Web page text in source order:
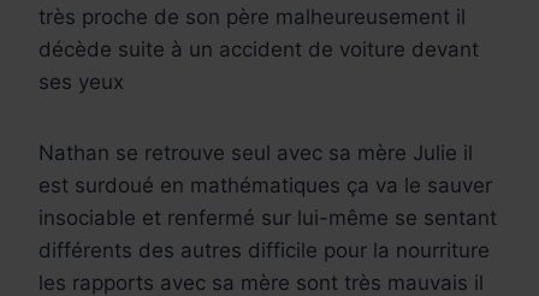
très proche de son père malheureusement il
décède suite à un accident de voiture devant
ses yeux
Nathan se retrouve seul avec sa mère Julie il
est surdoué en mathématiques ça va le sauver
insociable et renfermé sur lui-même se sentant
différents des autres difficile pour la nourriture
les rapports avec sa mère sont très mauvais il